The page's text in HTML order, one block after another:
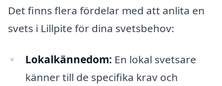
Det finns flera fördelar med att anlita en
svets i Lillpite för dina svetsbehov:
Lokalkännedom: En lokal svetsare
känner till de specifika krav och